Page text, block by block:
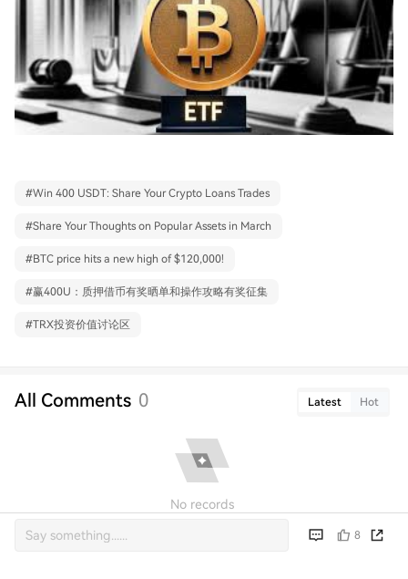
#Win 400 USDT: Share Your Crypto Loans Trades
#Share Your Thoughts on Popular Assets in March
#BTC price hits a new high of $120,000!
#赢400U：质押借币有奖晒单和操作攻略有奖征集
#TRX投资价值讨论区
All Comments 0 Latest Hot
No records
8